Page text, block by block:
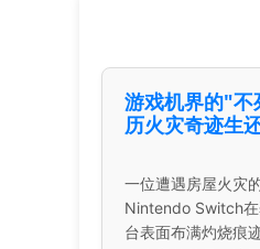
游戏机界的"
历火灾奇迹生
一位遭遇房屋火灾
Nintendo Switch
台表面布满灼烧痕